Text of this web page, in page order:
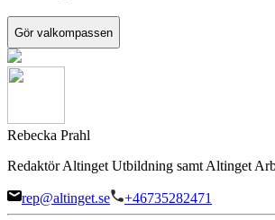
Gör valkompassen
Rebecka Prahl
Redaktör Altinget Utbildning samt Altinget
rep@altinget.se +46735282471